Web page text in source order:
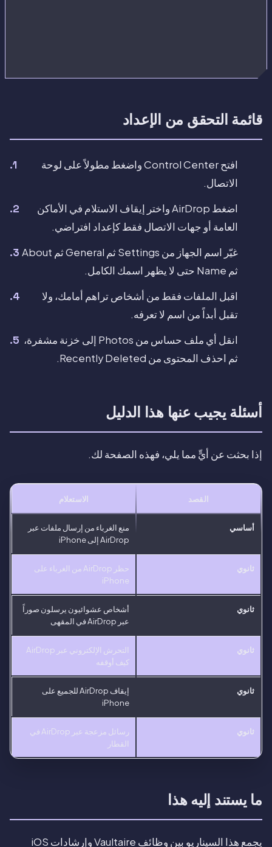
قائمة التحقق من الإعداد
افتح Control Center واضغط مطولاً على لوحة
الاتصال.
اضغط AirDrop واختر إيقاف الاستلام في الأماكن
العامة أو جهات الاتصال فقط كإعداد افتراضي.
غيّر اسم الجهاز من Settings ثم General ثم About
ثم Name حتى لا يظهر اسمك الكامل.
اقبل الملفات فقط من أشخاص تراهم أمامك، ولا
تقبل أبداً من اسم لا تعرفه.
انقل أي ملف حساس من Photos إلى خزنة مشفرة،
ثم احذف المحتوى من Recently Deleted.
أسئلة يجيب عنها هذا الدليل
إذا بحثت عن أيٍّ مما يلي، فهذه الصفحة لك.
القصد الاستعلام
أساسي
منع الغرباء من إرسال ملفات عبر
AirDrop إلى iPhone
ثانوي
حظر AirDrop من الغرباء على
iPhone
ثانوي
أشخاص عشوائيون يرسلون صوراً
عبر AirDrop في المقهى
ثانوي
التحرش الإلكتروني عبر AirDrop
كيف أوقفه
ثانوي
إيقاف AirDrop للجميع على
iPhone
ثانوي
رسائل مزعجة عبر AirDrop في
القطار
ما يستند إليه هذا
يجمع هذا السيناريو بين وظائف Vaultaire وإرشادات iOS